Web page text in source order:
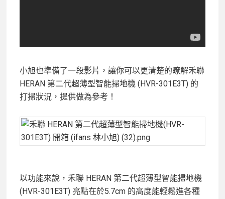
小旭也準備了一段影片，讓你可以更清楚的瞭解禾聯
HERAN 第二代超薄型智能掃地機 (HVR-301E3T) 的
打掃狀況，提供做為參考！
以功能來說，禾聯 HERAN 第二代超薄型智能掃地機
(HVR-301E3T) 亮點在於5.7cm 的高度能輕鬆進各種